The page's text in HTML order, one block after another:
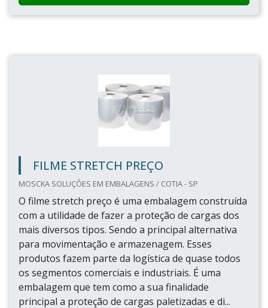
FILME STRETCH PREÇO
MOSCKA SOLUÇÕES EM EMBALAGENS / COTIA - SP
O filme stretch preço é uma embalagem construída
com a utilidade de fazer a proteção de cargas dos
mais diversos tipos. Sendo a principal alternativa
para movimentação e armazenagem. Esses
produtos fazem parte da logística de quase todos
os segmentos comerciais e industriais. É uma
embalagem que tem como a sua finalidade
principal a proteção de cargas paletizadas e di...